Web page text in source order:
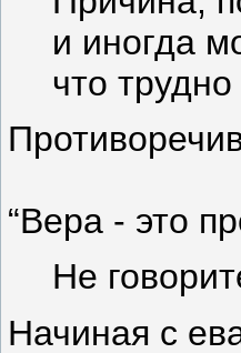
и иногда
что
“Вера - это
Не
Начиная с